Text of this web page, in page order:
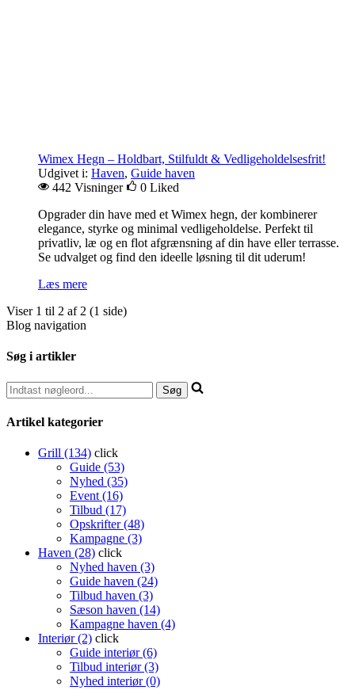
Wimex Hegn – Holdbart, Stilfuldt & Vedligeholdelsesfrit!
Udgivet i: Haven, Guide haven
442 Visninger
0 Liked
Opgrader din have med et Wimex hegn, der kombinerer
elegance, styrke og minimal vedligeholdelse. Perfekt til
privatliv, læ og en flot afgrænsning af din have eller terrasse.
Se udvalget og find den ideelle løsning til dit uderum!
Læs mere
Viser 1 til 2 af 2 (1 side)
Blog navigation
Søg i artikler
Artikel kategorier
Grill (134) click
Guide (53)
Nyhed (35)
Event (16)
Tilbud (17)
Opskrifter (48)
Kampagne (3)
Haven (28) click
Nyhed haven (3)
Guide haven (24)
Tilbud haven (3)
Sæson haven (14)
Kampagne haven (4)
Interiør (2) click
Guide interiør (6)
Tilbud interiør (3)
Nyhed interiør (0)